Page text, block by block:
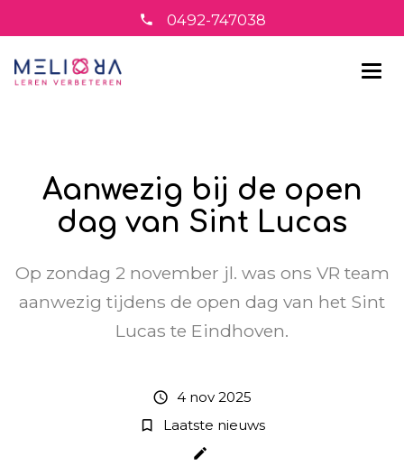
0492-747038
Aanwezig bij de open
dag van Sint Lucas
Op zondag 2 november jl. was ons VR team
aanwezig tijdens de open dag van het Sint
Lucas te Eindhoven.
schedule 4 nov 2025
bookmark_border Laatste nieuws
create